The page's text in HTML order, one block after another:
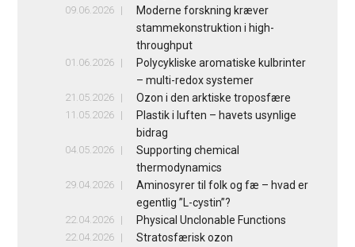
09.06.2026
Moderne forskning kræver
stammekonstruktion i high-
throughput
01.06.2026
Polycykliske aromatiske kulbrinter
– multi-redox systemer
21.05.2026 Ozon i den arktiske troposfære
11.05.2026
Plastik i luften – havets usynlige
bidrag
04.05.2026
Supporting chemical
thermodynamics
29.04.2026
Aminosyrer til folk og fæ – hvad er
egentlig ”L-cystin”?
22.04.2026 Physical Unclonable Functions
22.04.2026 Stratosfærisk ozon